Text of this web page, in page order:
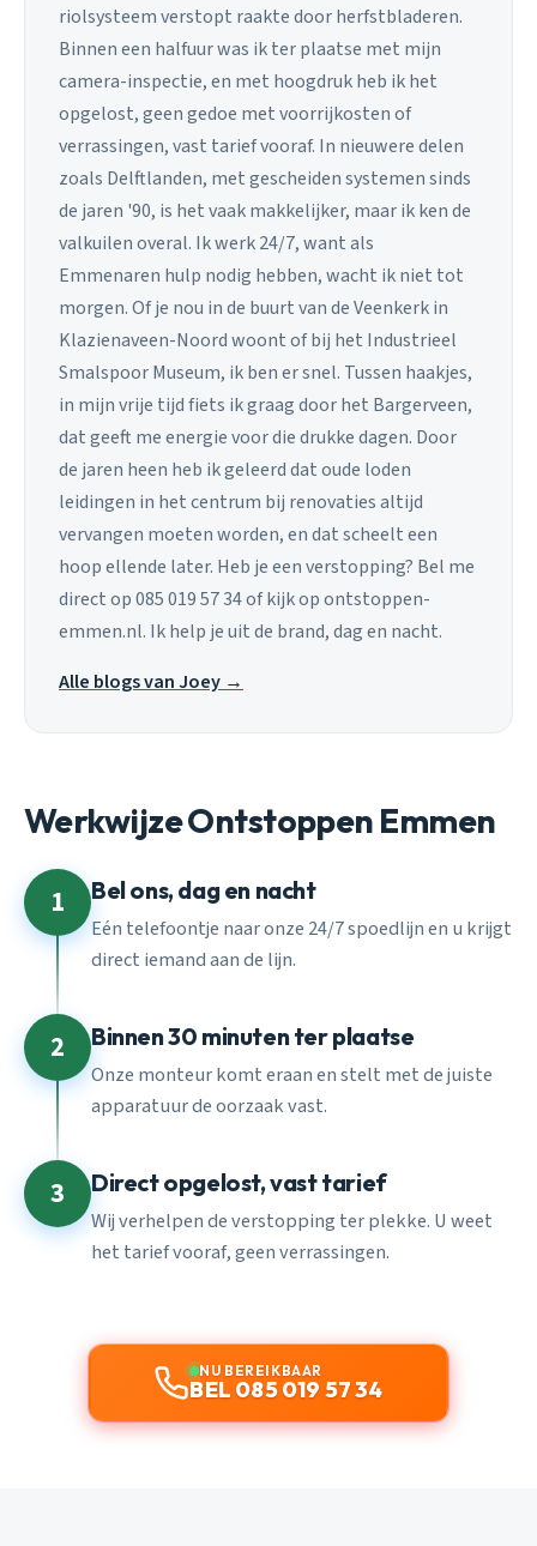
riolsysteem verstopt raakte door herfstbladeren.
Binnen een halfuur was ik ter plaatse met mijn
camera-inspectie, en met hoogdruk heb ik het
opgelost, geen gedoe met voorrijkosten of
verrassingen, vast tarief vooraf. In nieuwere delen
zoals Delftlanden, met gescheiden systemen sinds
de jaren '90, is het vaak makkelijker, maar ik ken de
valkuilen overal. Ik werk 24/7, want als
Emmenaren hulp nodig hebben, wacht ik niet tot
morgen. Of je nou in de buurt van de Veenkerk in
Klazienaveen-Noord woont of bij het Industrieel
Smalspoor Museum, ik ben er snel. Tussen haakjes,
in mijn vrije tijd fiets ik graag door het Bargerveen,
dat geeft me energie voor die drukke dagen. Door
de jaren heen heb ik geleerd dat oude loden
leidingen in het centrum bij renovaties altijd
vervangen moeten worden, en dat scheelt een
hoop ellende later. Heb je een verstopping? Bel me
direct op 085 019 57 34 of kijk op ontstoppen-
emmen.nl. Ik help je uit de brand, dag en nacht.
Alle blogs van Joey →
Werkwijze Ontstoppen Emmen
1 Bel ons, dag en nacht
Eén telefoontje naar onze 24/7 spoedlijn en u krijgt
direct iemand aan de lijn.
2 Binnen 30 minuten ter plaatse
Onze monteur komt eraan en stelt met de juiste
apparatuur de oorzaak vast.
3 Direct opgelost, vast tarief
Wij verhelpen de verstopping ter plekke. U weet
het tarief vooraf, geen verrassingen.
NU BEREIKBAAR
BEL 085 019 57 34